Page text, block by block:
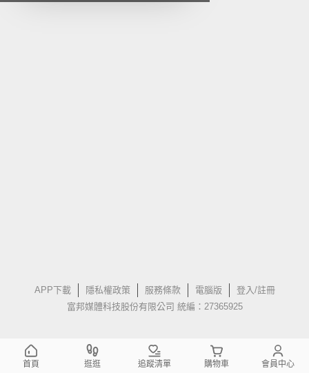
APP下載 隱私權政策 服務條款 電腦版
登入/註冊
富邦媒體科技股份有限公司 統編：27365925
首頁 逛逛 追蹤清單 購物車 會員中心